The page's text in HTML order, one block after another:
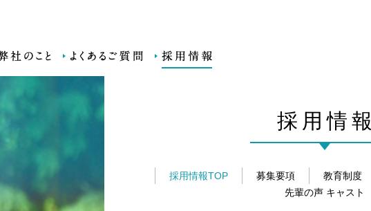
採用情報
採用情報
採用情報TOP 募集要項 教育制度
先輩の声 キャスト